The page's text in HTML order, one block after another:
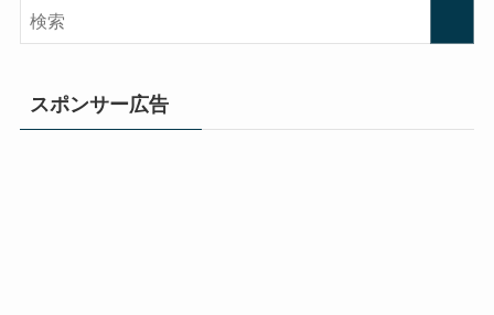
スポンサー広告